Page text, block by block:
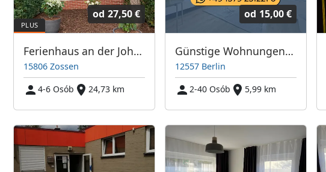
od 27,50 €
Ferienhaus an der Johne
15806 Zossen
4-6 Osób
24,73 km
od 15,00 €
Günstige Wohnungen in Berlin-Köpenick
12557 Berlin
2-40 Osób
5,99 km